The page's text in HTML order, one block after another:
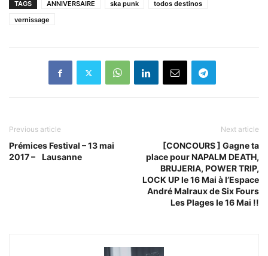
TAGS ANNIVERSAIRE ska punk
todos destinos
vernissage
Previous article
Prémices Festival – 13 mai
2017 – Lausanne
Next article
[CONCOURS ] Gagne ta
place pour NAPALM DEATH,
BRUJERIA, POWER TRIP,
LOCK UP le 16 Mai à l’Espace
André Malraux de Six Fours
Les Plages le 16 Mai !!